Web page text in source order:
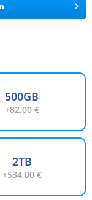
abgewickelt. Bitte
bindend sind. Die finalen
500GB
+82,00 €
2TB
+534,00 €